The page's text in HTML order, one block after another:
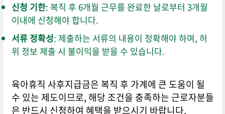
신청 기한: 복직 후 6개월 근무를 완료한 날로부터 3개월
이내에 신청해야 합니다.
서류 정확성: 제출하는 서류의 내용이 정확해야 하며, 허
위 정보 제출 시 불이익을 받을 수 있습니다.
육아휴직 사후지급금은 복직 후 가계에 큰 도움이 될
수 있는 제도이므로, 해당 조건을 충족하는 근로자분들
은 반드시 신청하여 혜택을 받으시기 바랍니다.